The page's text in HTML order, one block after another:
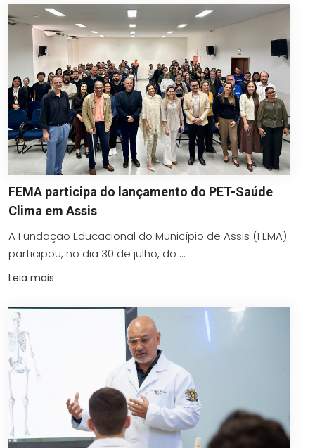
FEMA participa do lançamento do PET-Saúde
Clima em Assis
A Fundação Educacional do Município de Assis (FEMA)
participou, no dia 30 de julho, do ...
Leia mais